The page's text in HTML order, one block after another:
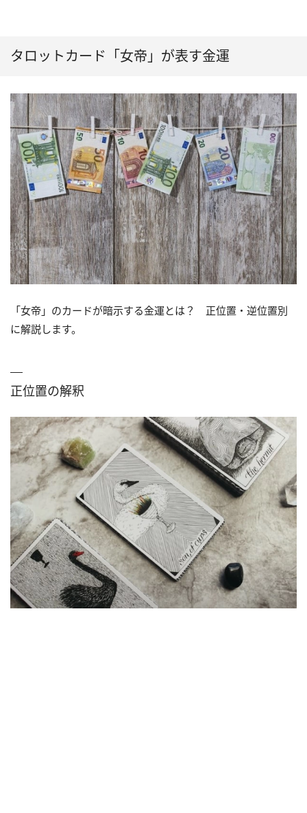
タロットカード「女帝」が表す金運
「女帝」のカードが暗示する金運とは？ 正位置・逆位置別
に解説します。
正位置の解釈